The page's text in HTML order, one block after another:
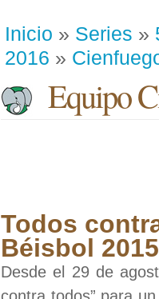
Inicio » Series »
2016 »
Equipo
Todos
Béisbol
Desde el 29 de